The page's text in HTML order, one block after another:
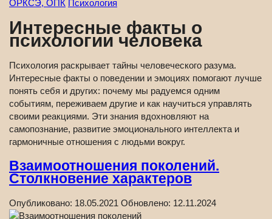
ОРКСЭ, ОПК Психология
Интересные факты о
психологии человека
Психология раскрывает тайны человеческого разума.
Интересные факты о поведении и эмоциях помогают лучше
понять себя и других: почему мы радуемся одним
событиям, переживаем другие и как научиться управлять
своими реакциями. Эти знания вдохновляют на
самопознание, развитие эмоционального интеллекта и
гармоничные отношения с людьми вокруг.
Взаимоотношения поколений.
Столкновение характеров
Опубликовано: 18.05.2021 Обновлено: 12.11.2024